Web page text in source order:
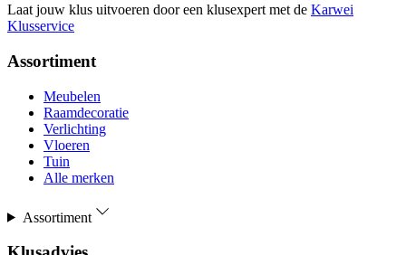
Laat jouw klus uitvoeren door een klusexpert met de Karwei
Klusservice
Assortiment
Meubelen
Raamdecoratie
Verlichting
Vloeren
Tuin
Alle merken
Assortiment